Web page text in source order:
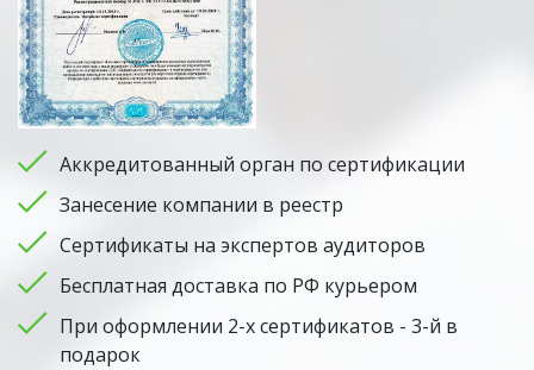
Аккредитованный орган по сертификации
Занесение компании в реестр
Сертификаты на экспертов аудиторов
Бесплатная доставка по РФ курьером
При оформлении 2-х сертификатов - 3-й в
подарок